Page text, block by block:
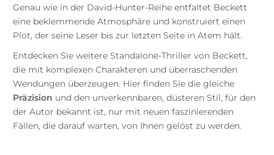
Genau wie in der David-Hunter-Reihe entfaltet Beckett
eine beklemmende Atmosphäre und konstruiert einen
Plot, der seine Leser bis zur letzten Seite in Atem hält.
Entdecken Sie weitere Standalone-Thriller von Beckett,
die mit komplexen Charakteren und überraschenden
Wendungen überzeugen. Hier finden Sie die gleiche
Präzision und den unverkennbaren, düsteren Stil, für den
der Autor bekannt ist, nur mit neuen faszinierenden
Fällen, die darauf warten, von Ihnen gelöst zu werden.